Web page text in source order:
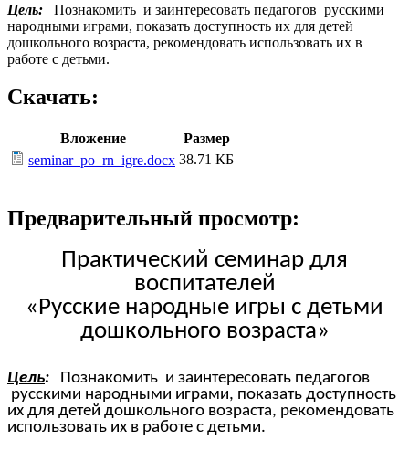
Цель: Познакомить и заинтересовать педагогов русскими
народными играми, показать доступность их для детей
дошкольного возраста, рекомендовать использовать их в
работе с детьми.
Скачать:
Вложение
Размер
seminar_po_rn_igre.docx 38.71 КБ
Предварительный просмотр:
Практический семинар для
воспитателей
«Русские народные игры с детьми
дошкольного возраста»
Цель: Познакомить и заинтересовать педагогов
русскими народными играми, показать доступность
их для детей дошкольного возраста, рекомендовать
использовать их в работе с детьми.